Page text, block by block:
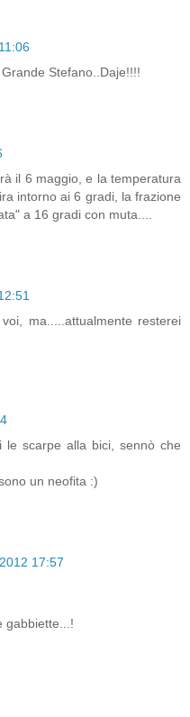
Stefano..Daje!!!!
il 6 maggio, e la temperatura
intorno ai 6 gradi, la frazione
a 16 gradi con muta....
ma.....attualmente resterei
scarpe alla bici, sennò che
un neofita :)
17:57
gabbiette...!